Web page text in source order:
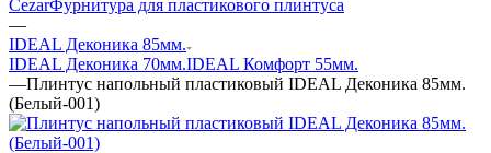
CezarФурнитура для пластикового плинтуса
—
IDEAL Деконика 85мм.
IDEAL Деконика 70мм.IDEAL Комфорт 55мм.
—Плинтус напольный пластиковый IDEAL Деконика 85мм.
(Белый-001)